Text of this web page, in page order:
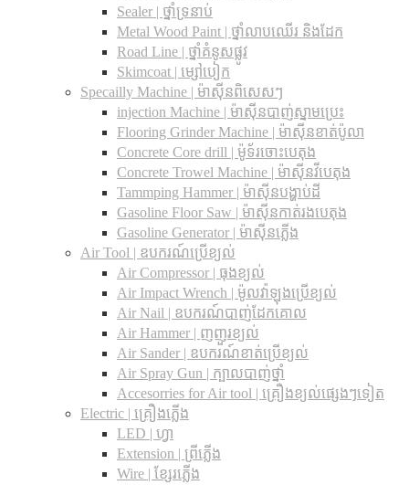
Sealer | ថ្នាំទ្រនាប់
Metal Wood Paint | ថ្នាំលាបឈើរ និងដែក
Road Line | ថ្នាំគំនូសផ្លូវ
Skimcoat | ម្សៅបៀក
Specailly Machine | ម៉ាស៊ីនពិសេសៗ
injection Machine | ម៉ាស៊ីនបាញ់ស្នាមប្រេះ
Flooring Grinder Machine | ម៉ាស៊ីនខាត់ប៉ូលា
Concrete Core drill | ម៉ូទ័រចោះបេតុង
Concrete Trowel Machine | ម៉ាស៊ីនវីបេតុង
Tammping Hammer | ម៉ាស៊ីនបង្ហាប់ដី
Gasoline Floor Saw | ម៉ាស៊ីនកាត់រងបេតុង
Gasoline Generator | ម៉ាស៊ីនភ្លើង
Air Tool | ឧបករណ៍ប្រើខ្យល់
Air Compressor | ធុងខ្យល់
Air Impact Wrench | ម៉ូលវ៉ាឡុងប្រើខ្យល់
Air Nail | ឧបករណ៍បាញ់ដែកគោល
Air Hammer | ញញួរខ្យល់
Air Sander | ឧបករណ៍ខាត់ប្រើខ្យល់
Air Spray Gun | ក្បាលបាញ់ថ្នាំ
Accesorries for Air tool | គ្រឿងខ្យល់ផ្សេងៗទៀត
Electric | គ្រឿងភ្លើង
LED | ហ្វា
Extension | ព្រីភ្លើង
Wire | ខ្សែរភ្លើង